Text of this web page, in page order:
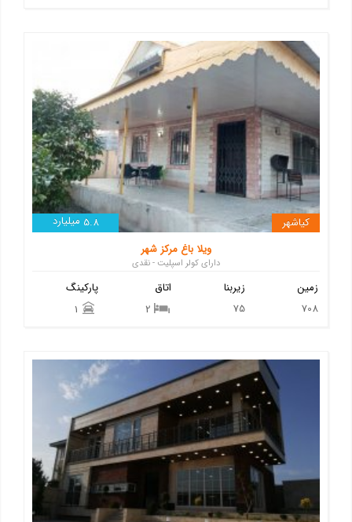
5.8 میلیارد
کیاشهر
ویلا باغ مرکز شهر
دارای کولر اسپلیت - نقدی
پارکینگ
اتاق
2
زیربنا
75
زمین
708